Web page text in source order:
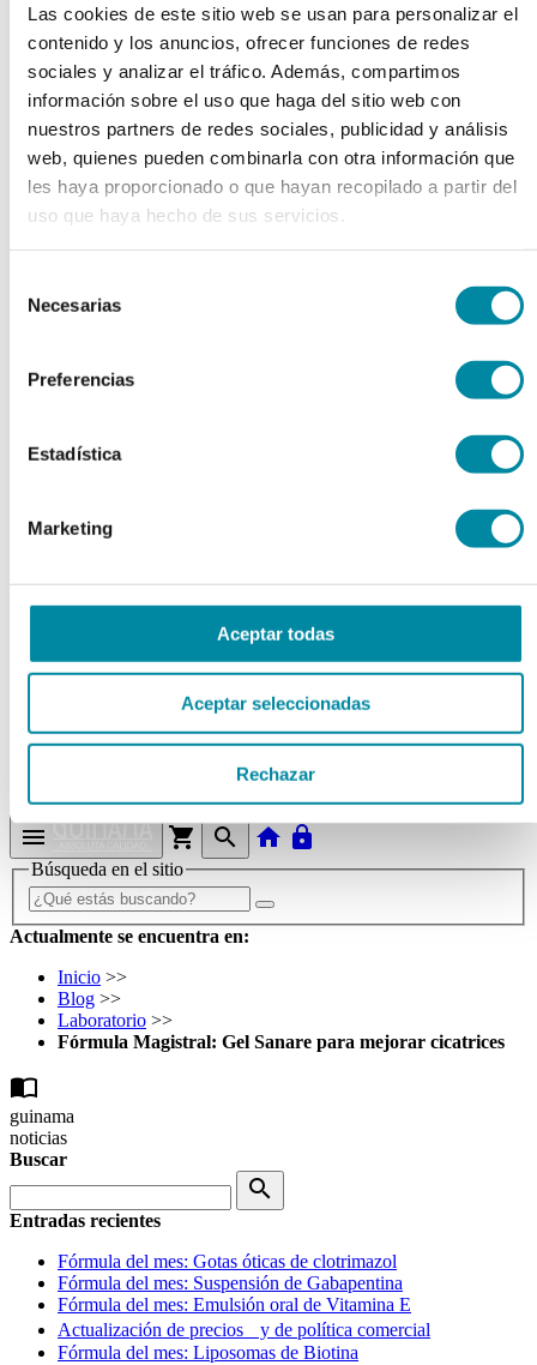
Las cookies de este sitio web se usan para personalizar el
contenido y los anuncios, ofrecer funciones de redes
sociales y analizar el tráfico. Además, compartimos
información sobre el uso que haga del sitio web con
nuestros partners de redes sociales, publicidad y análisis
web, quienes pueden combinarla con otra información que
les haya proporcionado o que hayan recopilado a partir del
uso que haya hecho de sus servicios.
Necesarias
Preferencias
Estadística
Marketing
Aceptar todas
Aceptar seleccionadas
Rechazar
Extractos fluidos
Extractos glicólicos
Extracto oleoso
Extracto seco
Plantas y tinturas
capsulas
Tamañno 000
Tamañno 00
Tamañno 0
Tamañno 1
Tamañno 3
Tamañno 4
envases
Tapas farmacia
Frascos y tapas cosmética
Tarros cosmética
Material aparatos
Reactivos
outlet
menu shopping_cart search home lock
Búsqueda en el sitio
Actualmente se encuentra en:
Inicio >>
Blog >>
Laboratorio >>
Fórmula Magistral: Gel Sanare para mejorar cicatrices
import_contacts
guinama
noticias
Buscar
search
Entradas recientes
Fórmula del mes: Gotas óticas de clotrimazol
Fórmula del mes: Suspensión de Gabapentina
Fórmula del mes: Emulsión oral de Vitamina E
Actualización de precios y de política comercial
Fórmula del mes: Liposomas de Biotina